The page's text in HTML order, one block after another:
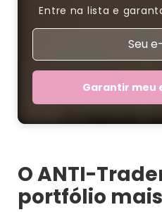
Entre na lista e
Garantir meu
O ANTI-
portfólio